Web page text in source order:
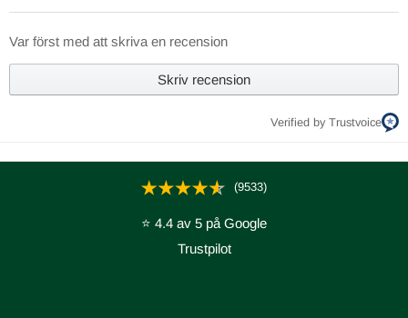
Var först med att skriva en recension
Skriv recension
Verified by Trustvoice
(9533)
⭐ 4.4 av 5 på Google
Trustpilot